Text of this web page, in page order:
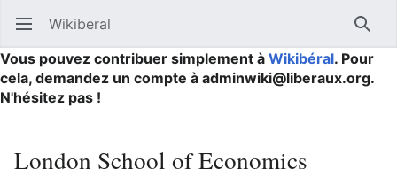
Ouvrir le menu principal Wikiberal
Vous pouvez contribuer simplement à Wikibéral. Pour
cela, demandez un compte à adminwiki@liberaux.org.
N'hésitez pas !
London School of Economics